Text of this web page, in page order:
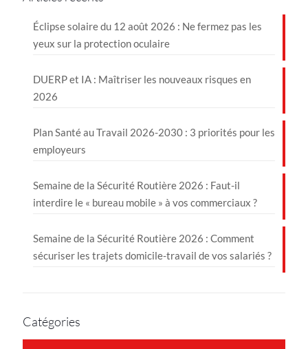
Éclipse solaire du 12 août 2026 : Ne fermez pas les
yeux sur la protection oculaire
DUERP et IA : Maîtriser les nouveaux risques en
2026
Plan Santé au Travail 2026-2030 : 3 priorités pour les
employeurs
Semaine de la Sécurité Routière 2026 : Faut-il
interdire le « bureau mobile » à vos commerciaux ?
Semaine de la Sécurité Routière 2026 : Comment
sécuriser les trajets domicile-travail de vos salariés ?
Catégories